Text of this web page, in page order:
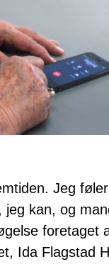
Jeg
kan, og
foretaget
Ida Flagstad